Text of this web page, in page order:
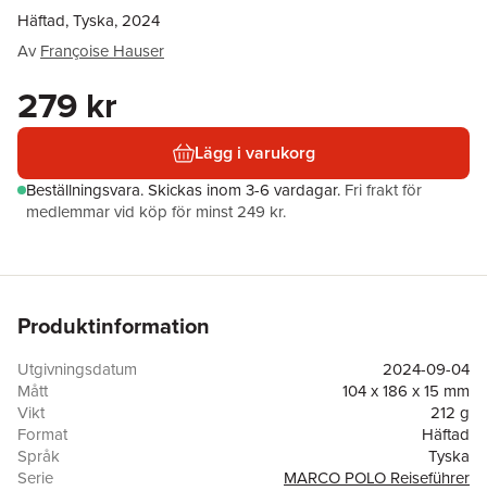
Häftad, Tyska, 2024
Av Françoise Hauser
279 kr
Lägg i varukorg
Beställningsvara.Skickas inom 3-6 vardagar. Fri frakt för
medlemmar vid köp för minst 249 kr.
Produktinformation
Utgivningsdatum
2024-09-04
Mått
104 x 186 x 15 mm
Vikt
212 g
Format
Häftad
Språk
Tyska
Serie
MARCO POLO Reiseführer